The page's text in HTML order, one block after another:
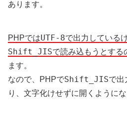
あります。
PHPではUTF-8で出力している
Shift_JISで読み込もうとする
ます。
なので、PHPでShift_JISで出
り、文字化けせずに開くようにな